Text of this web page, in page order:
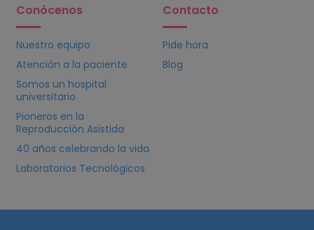
Conócenos
Nuestro equipo
Atención a la paciente
Somos un hospital
universitario
Pioneros en la
Reproducción Asistida
40 años celebrando la vida
Laboratorios Tecnológicos
Contacto
Pide hora
Blog